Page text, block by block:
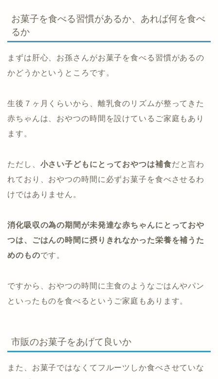
お菓子を食べる習慣があるか、あれば何を食べ
るか
まずは肝心、お孫さんがお菓子を食べる習慣があるの
かどうかというところです。
生後７ヶ月くらいから、離乳食のリズムが整ってきた
赤ちゃんは、おやつの時間を設けているご家庭もあり
ます。
ただし、 小さい子どもにとっておやつは補食だと言わ
れており、おやつの時間に必ずお菓子を食べさせるわ
けではありません。
消化吸収の為の期間が未発達な赤ちゃんにとっておや
つは、ごはんの時間に摂りきれなかった栄養を補うた
めのものです。
ですから、おやつの時間に主食のようなごはんやパン
といったものを食べるというご家庭もあります。
市販のお菓子をあげて良いか
また、お菓子ではなくてフルーツしか食べさせていな